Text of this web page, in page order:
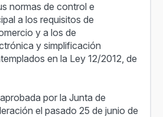
normas de control e
a los requisitos de
y a los de
y simplificación
en la Ley 12/2012, de
por la Junta de
el pasado 25 de junio de